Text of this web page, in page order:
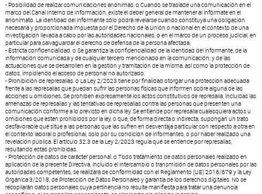
- Posibilidad de realizar comunicaciones anónimas. o Cuando se traslade una comunicación en el
marco del Canal Interno de Información, existe el deber general de mantener al infórmate en el
anonimato. La identidad del informante sólo podrá revelarse cuando constituya una obligación
necesaria y proporcionada impuesta por el Derecho de la Unión o nacional en el contexto de una
investigación llevada a cabo por las autoridades nacionales, o en el marco de un proceso judicial, en
particular para salvaguardar el derecho de defensa de la persona afectada.
- Estricta confidencialidad. o Se garantiza la confidencialidad de la identidad del informante, de la
información comunicada y de cualquier tercero mencionado en la comunicación, y de las
actuaciones que se desarrollen en la gestión y tramitación de la misma, así como la protección de
datos, impidiendo el acceso de personal no autorizado.
- Prohibición de represalias. o La Ley 2/2023 tiene por finalidad otorgar una protección adecuada
frente a las represalias que puedan sufrir las personas físicas que informen sobre alguna de las
acciones u omisiones. Se prohíben expresamente los actos constitutivos de represalia, incluidas las
amenazas de represalias y las tentativas de represalias contra las personas que presenten una
comunicación conforme a lo previsto en dicha ley. Se entiende por represalia cualesquiera actos u
omisiones que estén prohibidos por la ley, o que, de forma directa o indirecta, supongan un trato
desfavorable que sitúe a las personas que las sufren en desventaja particular con respecto a otra en
el contexto laboral o profesional, solo por su condición de informantes, o por haber realizado una
revelación pública. El artículo 32.3 de la Ley 2/2023 regula qué se entiende por represalias,
resultando estas prohibidas.
- Protección de datos de carácter personal. o Todo tratamiento de datos personales realizado en
aplicación de la presente Directiva, incluido el intercambio o transmisión de datos personales por las
autoridades competentes, se realizará de conformidad con el Reglamento (UE) 2016/679 y la Ley
Orgánica 3/2018, de Protección de Datos Personales y garantía de los derechos digitales. No se
recopilarán datos personales cuya pertinencia no resulte manifiesta para tratar una denuncia